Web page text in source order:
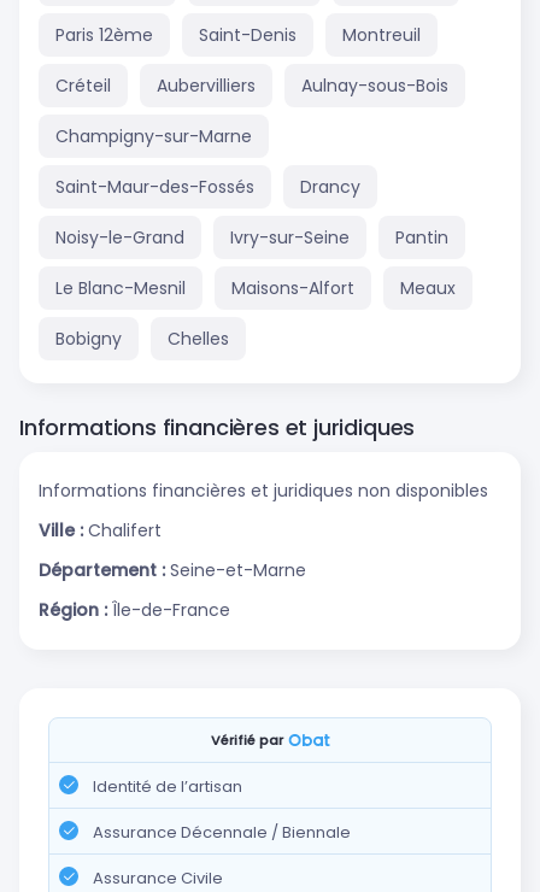
Paris 12ème Saint-Denis Montreuil
Créteil Aubervilliers Aulnay-sous-Bois
Champigny-sur-Marne
Saint-Maur-des-Fossés Drancy
Noisy-le-Grand Ivry-sur-Seine Pantin
Le Blanc-Mesnil Maisons-Alfort Meaux
Bobigny Chelles
Informations financières et juridiques
Informations financières et juridiques non disponibles
Ville : Chalifert
Département : Seine-et-Marne
Région : Île-de-France
Vérifié par
Identité de l’artisan
Assurance Décennale / Biennale
Assurance Civile